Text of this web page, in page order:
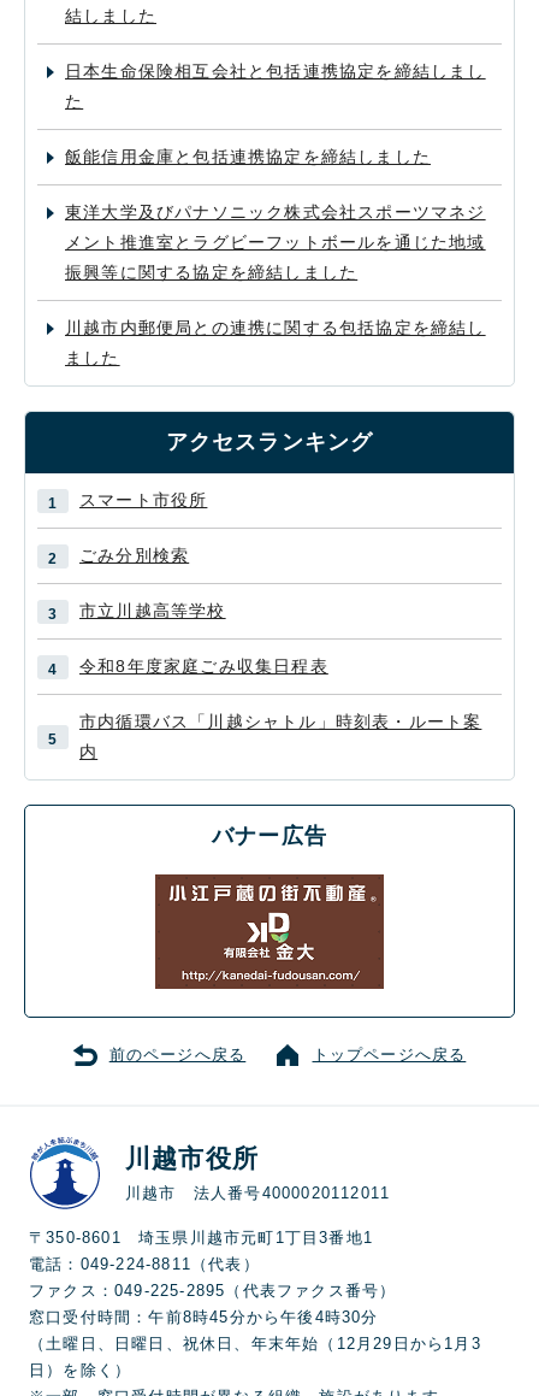
結しました
日本生命保険相互会社と包括連携協定を締結しまし
た
飯能信用金庫と包括連携協定を締結しました
東洋大学及びパナソニック株式会社スポーツマネジ
メント推進室とラグビーフットボールを通じた地域
振興等に関する協定を締結しました
川越市内郵便局との連携に関する包括協定を締結し
ました
アクセスランキング
スマート市役所
ごみ分別検索
市立川越高等学校
令和8年度家庭ごみ収集日程表
市内循環バス「川越シャトル」時刻表・ルート案
内
バナー広告
前のページへ戻る トップページへ戻る
川越市役所
川越市 法人番号4000020112011
〒350-8601 埼玉県川越市元町1丁目3番地1
電話：049-224-8811（代表）
ファクス：049-225-2895（代表ファクス番号）
窓口受付時間：午前8時45分から午後4時30分
（土曜日、日曜日、祝休日、年末年始（12月29日から1月3
日）を除く）